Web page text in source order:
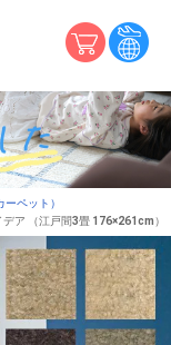
ペット）
ア （江戸間3畳 176×261cm）